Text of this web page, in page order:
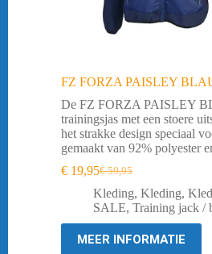
FZ FORZA PAISLEY
De FZ FORZA PAISLEY
trainingsjas met een stoere
het strakke design speciaal
gemaakt van 92% polyester
€59,95
Oorspronkelijke
prijs
was:
€ 59,95.
€ 19,95Huidige
prijs
is:
€ 19,95.
Kleding, Kleding,
SALE, Training jack /
MEER INFORMATIE